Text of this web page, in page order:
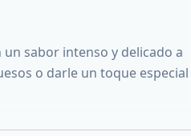
un sabor intenso y delicado a
o darle un toque especial